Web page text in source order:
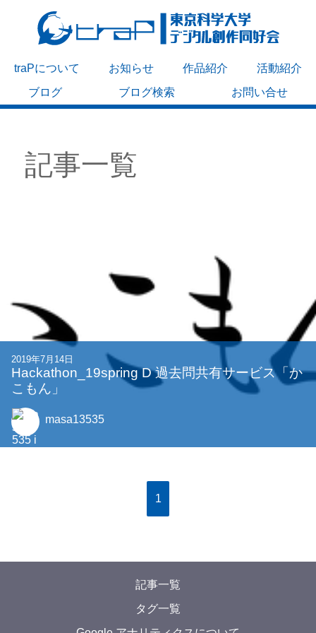
traPについて お知らせ 作品紹介
活動紹介
ブログ
ブログ検索 お問い合せ
記事一覧
2019年7月14日
Hackathon_19spring D 過去問共有サービス「か
こもん」
masa13535
1
記事一覧
タグ一覧